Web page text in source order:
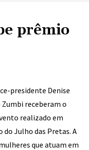
prêmio
presidente Denise
receberam o
realizado em
Julho das Pretas. A
que atuam em